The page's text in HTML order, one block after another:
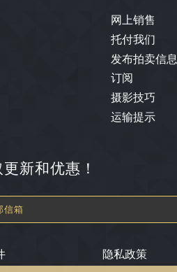
网上销售
托付我们
发布拍卖信息
订阅
摄影技巧
运输提示
新和优惠！
隐私政策